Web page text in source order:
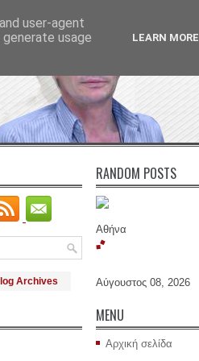
Archives
RANDOM POSTS
Αθήνα
Αύγουστος 08, 2026
MENU
Αρχική σελίδα
user-agent
usage
LEARN MORE